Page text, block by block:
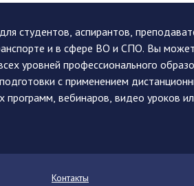
студентов, аспирантов,
и в сфере ВО и СПО. Вы
уровней профессионального
с применением
вебинаров, видео уроков
Контакты